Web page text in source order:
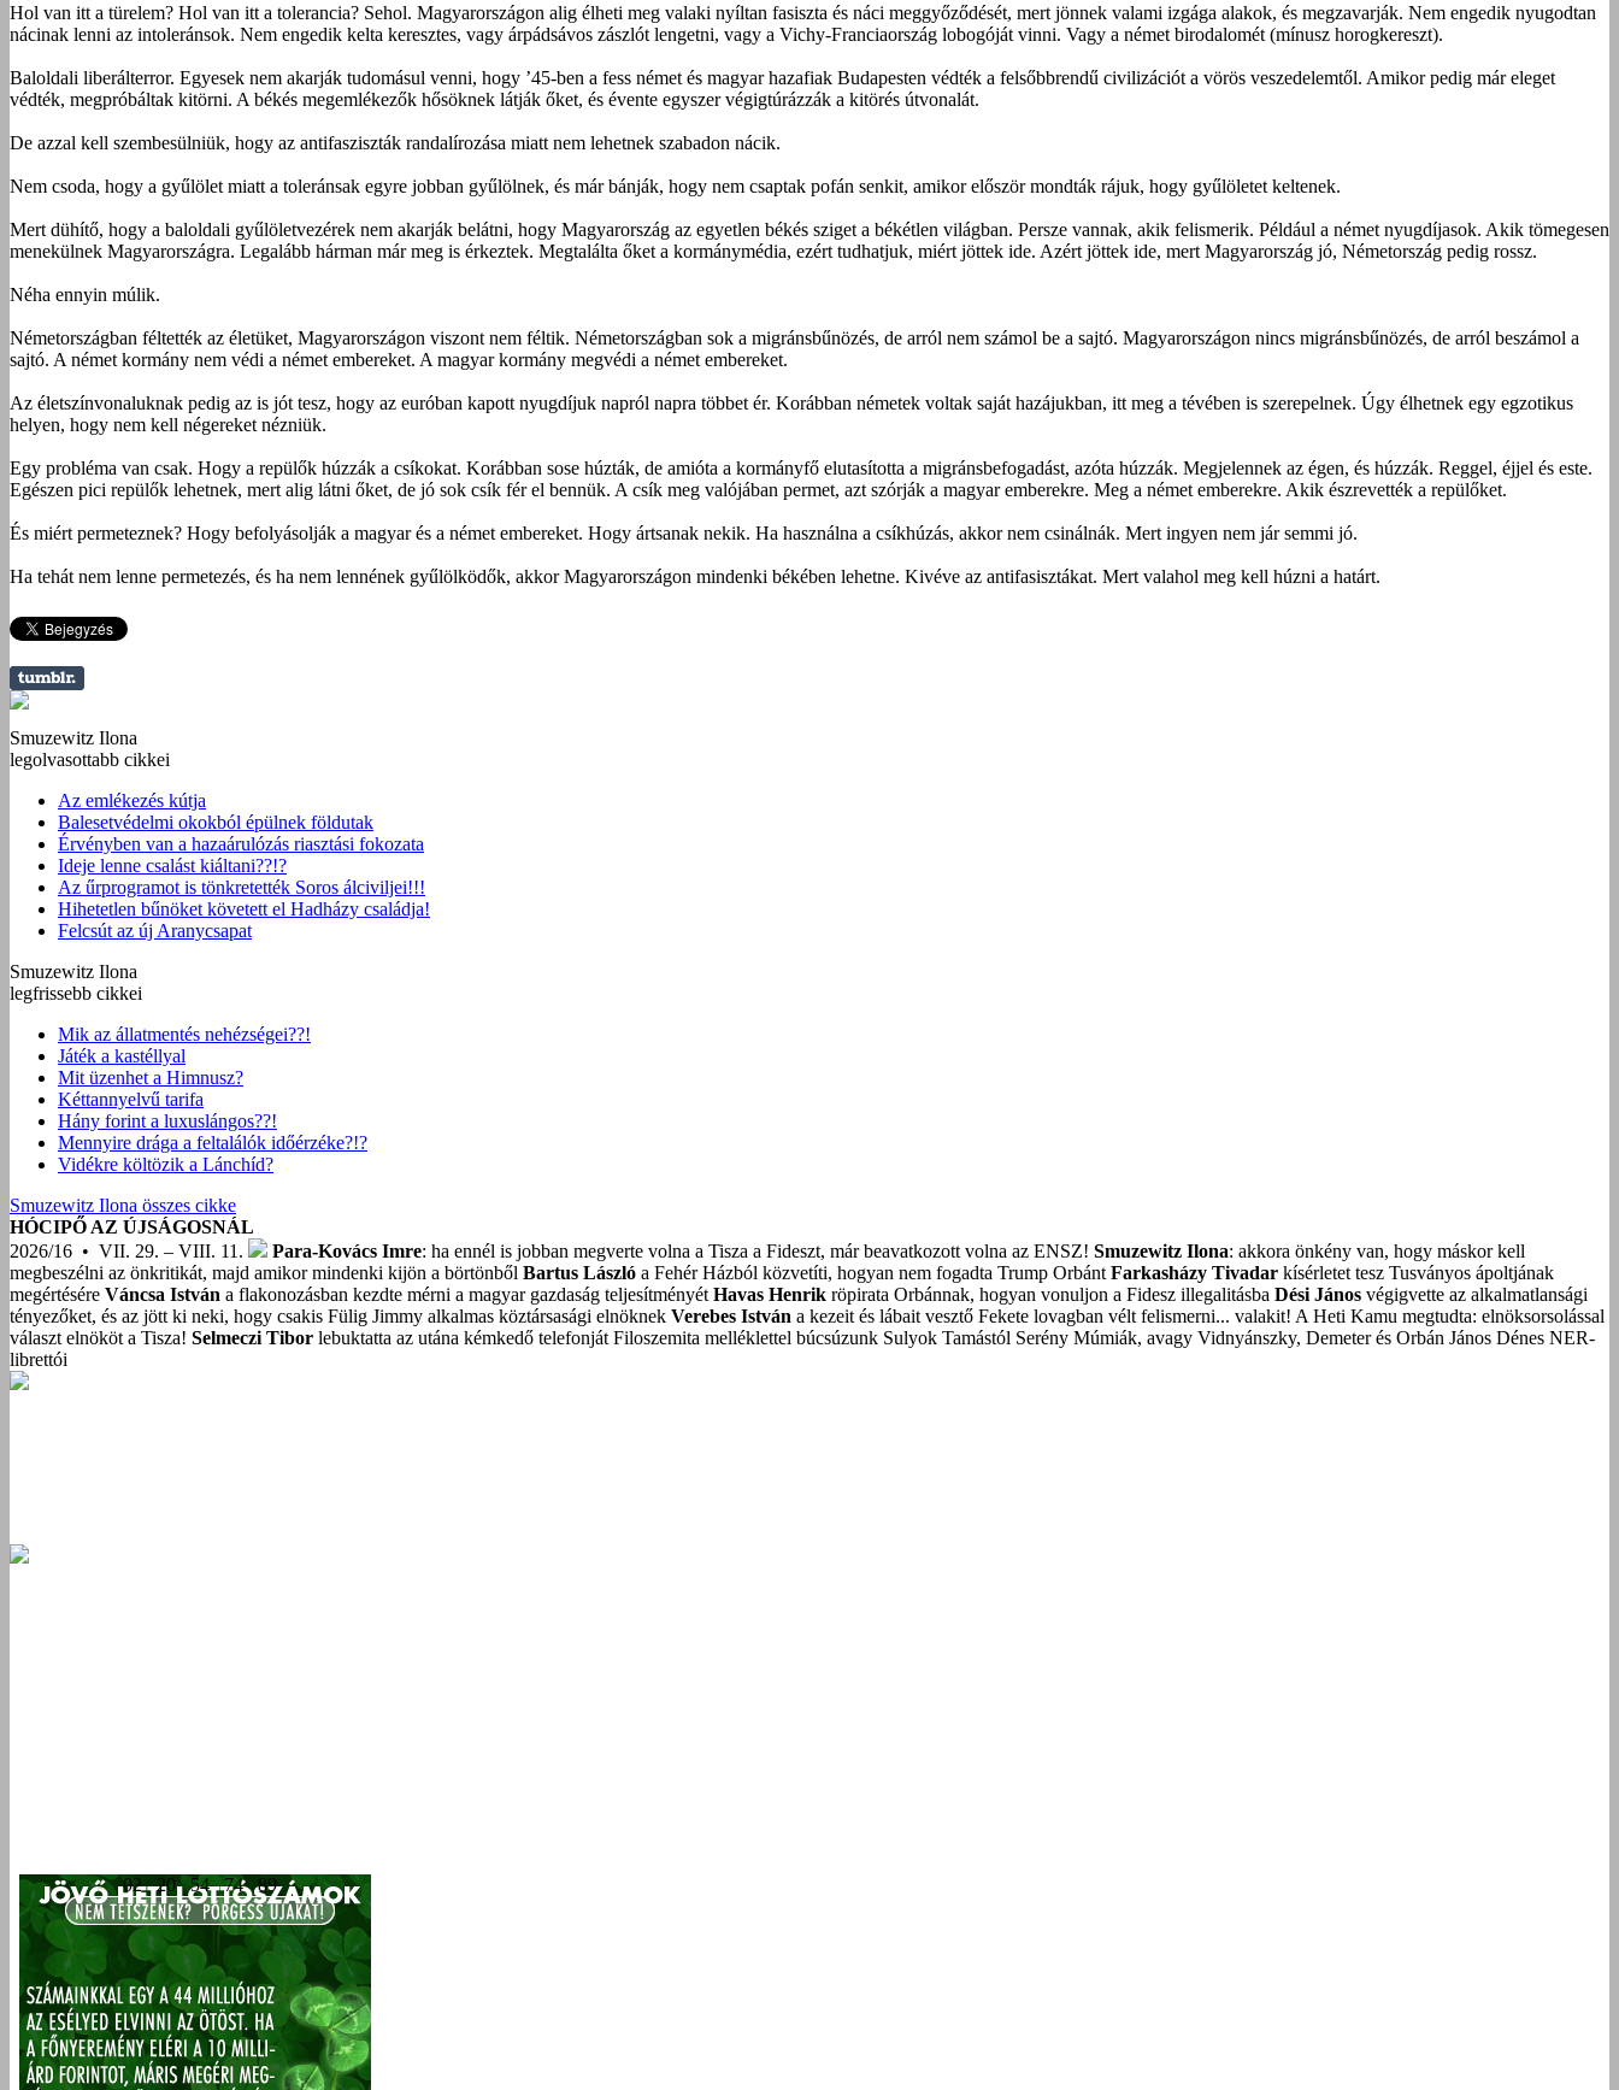
Hol van itt a türelem? Hol van itt a tolerancia? Sehol. Magyarországon alig élheti meg valaki nyíltan fasiszta és náci meggyőződését, mert jönnek valami izgága alakok, és megzavarják. Nem engedik nyugodtan
nácinak lenni az intoleránsok. Nem engedik kelta keresztes, vagy árpádsávos zászlót lengetni, vagy a Vichy-Franciaország lobogóját vinni. Vagy a német birodalomét (mínusz horogkereszt).
Baloldali liberálterror. Egyesek nem akarják tudomásul venni, hogy ’45-ben a fess német és magyar hazafiak Budapesten védték a felsőbbrendű civilizációt a vörös veszedelemtől. Amikor pedig már eleget
védték, megpróbáltak kitörni. A békés megemlékezők hősöknek látják őket, és évente egyszer végigtúrázzák a kitörés útvonalát.
De azzal kell szembesülniük, hogy az antifasziszták randalírozása miatt nem lehetnek szabadon nácik.
Nem csoda, hogy a gyűlölet miatt a toleránsak egyre jobban gyűlölnek, és már bánják, hogy nem csaptak pofán senkit, amikor először mondták rájuk, hogy gyűlöletet keltenek.
Mert dühítő, hogy a baloldali gyűlöletvezérek nem akarják belátni, hogy Magyarország az egyetlen békés sziget a békétlen világban. Persze vannak, akik felismerik. Például a német nyugdíjasok. Akik tömegesen
menekülnek Magyarországra. Legalább hárman már meg is érkeztek. Megtalálta őket a kormánymédia, ezért tudhatjuk, miért jöttek ide. Azért jöttek ide, mert Magyarország jó, Németország pedig rossz.
Néha ennyin múlik.
Németországban féltették az életüket, Magyarországon viszont nem féltik. Németországban sok a migránsbűnözés, de arról nem számol be a sajtó. Magyarországon nincs migránsbűnözés, de arról beszámol a
sajtó. A német kormány nem védi a német embereket. A magyar kormány megvédi a német embereket.
Az életszínvonaluknak pedig az is jót tesz, hogy az euróban kapott nyugdíjuk napról napra többet ér. Korábban németek voltak saját hazájukban, itt meg a tévében is szerepelnek. Úgy élhetnek egy egzotikus
helyen, hogy nem kell négereket nézniük.
Egy probléma van csak. Hogy a repülők húzzák a csíkokat. Korábban sose húzták, de amióta a kormányfő elutasította a migránsbefogadást, azóta húzzák. Megjelennek az égen, és húzzák. Reggel, éjjel és este.
Egészen pici repülők lehetnek, mert alig látni őket, de jó sok csík fér el bennük. A csík meg valójában permet, azt szórják a magyar emberekre. Meg a német emberekre. Akik észrevették a repülőket.
És miért permeteznek? Hogy befolyásolják a magyar és a német embereket. Hogy ártsanak nekik. Ha használna a csíkhúzás, akkor nem csinálnák. Mert ingyen nem jár semmi jó.
Ha tehát nem lenne permetezés, és ha nem lennének gyűlölködők, akkor Magyarországon mindenki békében lehetne. Kivéve az antifasisztákat. Mert valahol meg kell húzni a határt.
Smuzewitz Ilona
legolvasottabb cikkei
Az emlékezés kútja
Balesetvédelmi okokból épülnek földutak
Érvényben van a hazaárulózás riasztási fokozata
Ideje lenne csalást kiáltani??!?
Az űrprogramot is tönkretették Soros álciviljei!!!
Hihetetlen bűnöket követett el Hadházy családja!
Felcsút az új Aranycsapat
Smuzewitz Ilona
legfrissebb cikkei
Mik az állatmentés nehézségei??!
Játék a kastéllyal
Mit üzenhet a Himnusz?
Kéttannyelvű tarifa
Hány forint a luxuslángos??!
Mennyire drága a feltalálók időérzéke?!?
Vidékre költözik a Lánchíd?
Smuzewitz Ilona összes cikke
HÓCIPŐ AZ ÚJSÁGOSNÁL
2026/16 • VII. 29. – VIII. 11.
Para-Kovács Imre: ha ennél is jobban megverte volna a Tisza a Fideszt, már beavatkozott volna az ENSZ! Smuzewitz Ilona: akkora önkény van, hogy máskor kell
megbeszélni az önkritikát, majd amikor mindenki kijön a börtönből Bartus László a Fehér Házból közvetíti, hogyan nem fogadta Trump Orbánt Farkasházy Tivadar kísérletet tesz Tusványos ápoltjának
megértésére Váncsa István a flakonozásban kezdte mérni a magyar gazdaság teljesítményét Havas Henrik röpirata Orbánnak, hogyan vonuljon a Fidesz illegalitásba Dési János végigvette az alkalmatlansági
tényezőket, és az jött ki neki, hogy csakis Fülig Jimmy alkalmas köztársasági elnöknek Verebes István a kezeit és lábait vesztő Fekete lovagban vélt felismerni... valakit! A Heti Kamu megtudta: elnöksorsolással
választ elnököt a Tisza! Selmeczi Tibor lebuktatta az utána kémkedő telefonját Filoszemita melléklettel búcsúzunk Sulyok Tamástól Serény Múmiák, avagy Vidnyánszky, Demeter és Orbán János Dénes NER-
librettói